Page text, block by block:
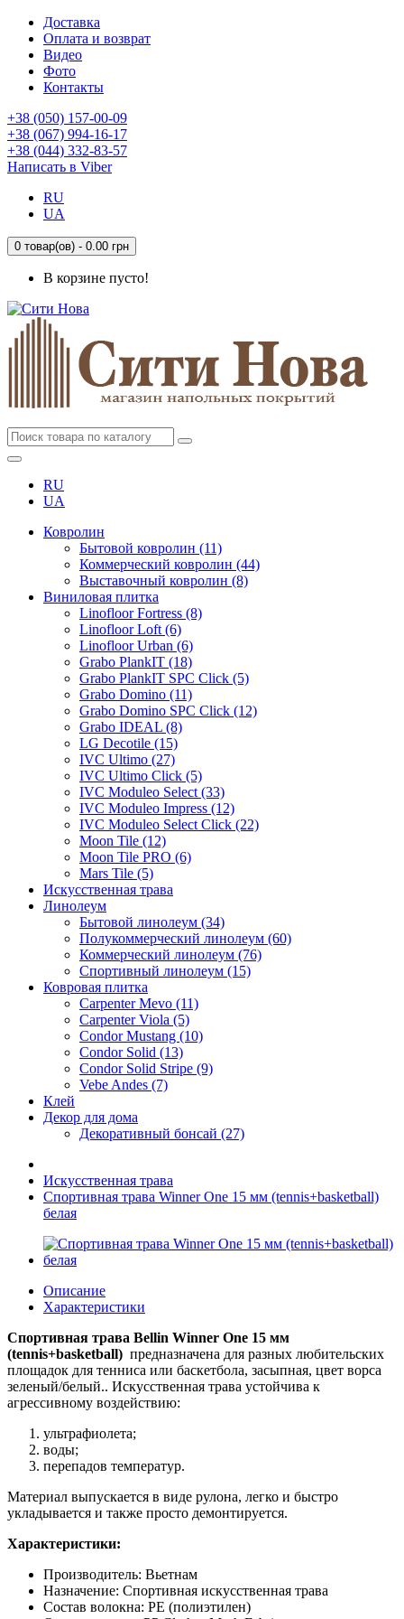
Доставка
Оплата и возврат
Видео
Фото
Контакты
+38 (050) 157-00-09
+38 (067) 994-16-17
+38 (044) 332-83-57
Написать в Viber
RU
UA
0 товар(ов) - 0.00 грн
В корзине пусто!
RU
UA
Ковролин
Бытовой ковролин (11)
Коммерческий ковролин (44)
Выставочный ковролин (8)
Виниловая плитка
Linofloor Fortress (8)
Linofloor Loft (6)
Linofloor Urban (6)
Grabo PlankIT (18)
Grabo PlankIT SPC Click (5)
Grabo Domino (11)
Grabo Domino SPC Click (12)
Grabo IDEAL (8)
LG Decotile (15)
IVC Ultimo (27)
IVC Ultimo Click (5)
IVC Moduleo Select (33)
IVC Moduleo Impress (12)
IVC Moduleo Select Click (22)
Moon Tile (12)
Moon Tile PRO (6)
Mars Tile (5)
Искусcтвенная трава
Линолеум
Бытовой линолеум (34)
Полукоммерческий линолеум (60)
Коммерческий линолеум (76)
Спортивный линолеум (15)
Ковровая плитка
Carpenter Mevo (11)
Carpenter Viola (5)
Condor Mustang (10)
Condor Solid (13)
Condor Solid Stripe (9)
Vebe Andes (7)
Клей
Декор для дома
Декоративный бонсай (27)
Искусcтвенная трава
Спортивная трава Winner One 15 мм (tennis+basketball)
белая
Описание
Характеристики
Спортивная трава Bellin Winner One 15 мм
(tennis+basketball) предназначена для разных любительских
площадок для тенниса или баскетбола, засыпная, цвет ворса
зеленый/белый.. Искусственная трава устойчива к
агрессивному воздействию:
ультрафиолета;
воды;
перепадов температур.
Материал выпускается в виде рулона, легко и быстро
укладывается и также просто демонтируется.
Характеристики:
Производитель: Вьетнам
Назначение: Спортивная искусственная трава
Состав волокна: PE (полиэтилен)